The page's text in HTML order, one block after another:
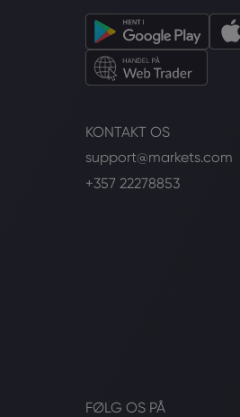
KONTAKT OS
support@markets.com
+357 22278853
FØLG OS PÅ